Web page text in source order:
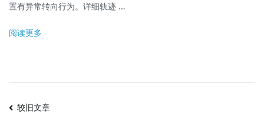
置有异常转向行为。详细轨迹 …
阅读更多
较旧文章